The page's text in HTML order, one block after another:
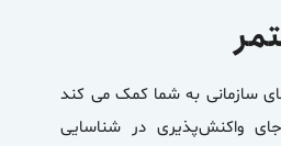
سازمانی به شما کمک می کند
واکنش‌پذیری در شناسایی